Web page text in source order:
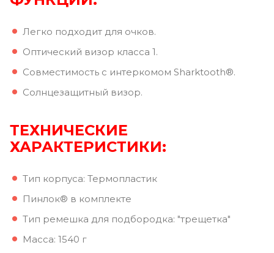
Легко подходит для очков.
Оптический визор класса 1.
Совместимость с интеркомом Sharktooth®.
Солнцезащитный визор.
ТЕХНИЧЕСКИЕ
ХАРАКТЕРИСТИКИ:
Тип корпуса: Термопластик
Пинлок® в комплекте
Тип ремешка для подбородка: "трещетка"
Масса: 1540 г